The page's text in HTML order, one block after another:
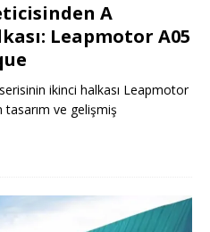
A
Leapmotor A05
ikinci halkası Leapmotor
tasarım ve gelişmiş